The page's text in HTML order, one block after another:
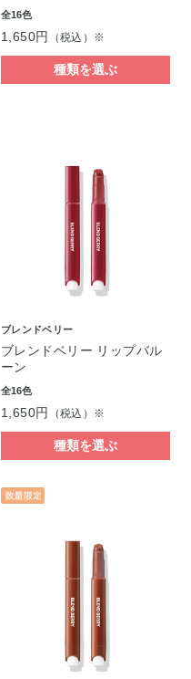
全16色
1,650円 （税込）※
種類を選ぶ
ブレンドベリー
ブレンドベリー リップバル
ーン
全16色
1,650円 （税込）※
種類を選ぶ